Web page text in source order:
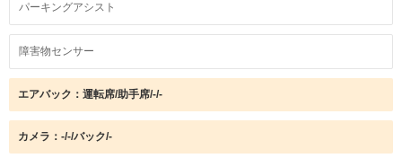
パーキングアシスト
障害物センサー
エアバック：運転席/助手席/-/-
カメラ：-/-/バック/-